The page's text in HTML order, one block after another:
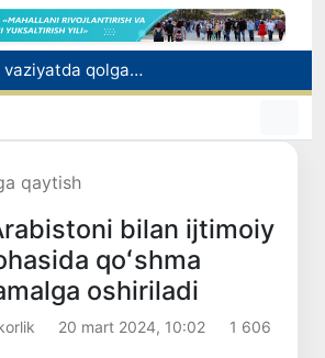
Rossiyada qiyin vaziyatda qolgan yuzlab o‘zbekistonliklar ortga qaytarildi
2030 yilgacha xavfli chiqindilarni qayta ishlash darajasi 20 foizga yetkaziladi
Oʻzbekiston ilk bor Xalqaro informatika olimpiadasi — IOI 2026ga mezbonlik qiladi
qaytish
bilan ijtimoiy
qoʻshma
oshiriladi
20 mart 2024, 10:02 1 606